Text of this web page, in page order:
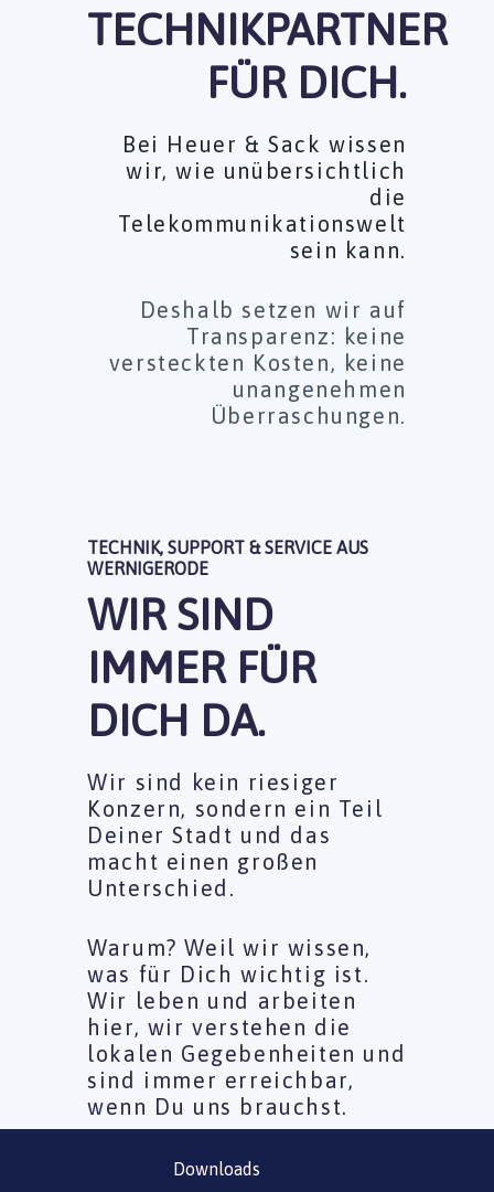
TECHNIKPARTNER
FÜR DICH.
Bei Heuer & Sack wissen
wir, wie unübersichtlich
die
Telekommunikationswelt
sein kann.
Deshalb setzen wir auf
Transparenz: keine
versteckten Kosten, keine
unangenehmen
Überraschungen.
TECHNIK, SUPPORT & SERVICE AUS
WERNIGERODE
WIR SIND
IMMER FÜR
DICH DA.
Wir sind kein riesiger
Konzern, sondern ein Teil
Deiner Stadt und das
macht einen großen
Unterschied.
Warum? Weil wir wissen,
was für Dich wichtig ist.
Wir leben und arbeiten
hier, wir verstehen die
lokalen Gegebenheiten und
sind immer erreichbar,
wenn Du uns brauchst.
Downloads